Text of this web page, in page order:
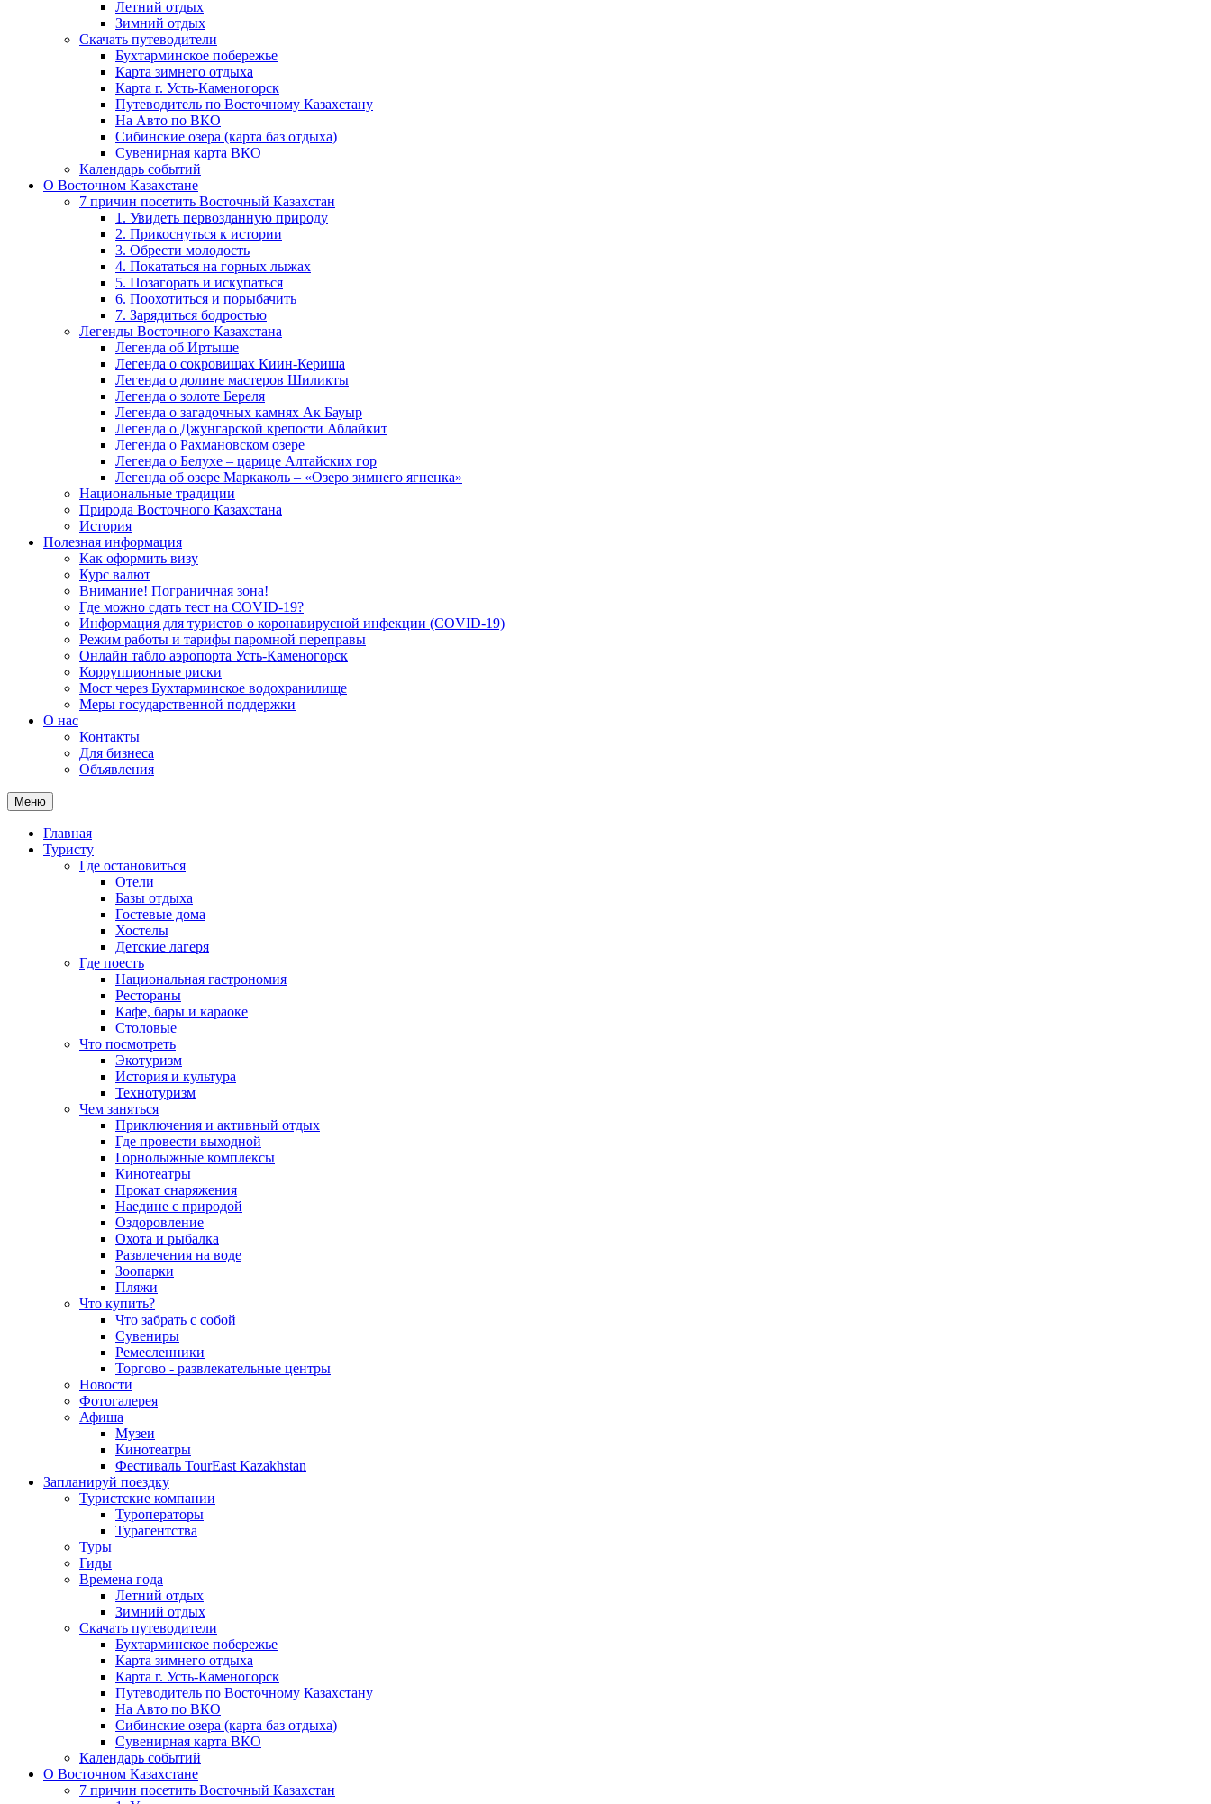
Летний отдых
Зимний отдых
Скачать путеводители
Бухтарминское побережье
Карта зимнего отдыха
Карта г. Усть-Каменогорск
Путеводитель по Восточному Казахстану
На Авто по ВКО
Сибинские озера (карта баз отдыха)
Сувенирная карта ВКО
Календарь событий
О Восточном Казахстане
7 причин посетить Восточный Казахстан
1. Увидеть первозданную природу
2. Прикоснуться к истории
3. Обрести молодость
4. Покататься на горных лыжах
5. Позагорать и искупаться
6. Поохотиться и порыбачить
7. Зарядиться бодростью
Легенды Восточного Казахстана
Легенда об Иртыше
Легенда о сокровищах Киин-Кериша
Легенда о долине мастеров Шиликты
Легенда о золоте Береля
Легенда о загадочных камнях Ак Бауыр
Легенда о Джунгарской крепости Аблайкит
Легенда о Рахмановском озере
Легенда о Белухе – царице Алтайских гор
Легенда об озере Маркаколь – «Озеро зимнего ягненка»
Национальные традиции
Природа Восточного Казахстана
История
Полезная информация
Как оформить визу
Курс валют
Внимание! Пограничная зона!
Где можно сдать тест на COVID-19?
Информация для туристов о коронавирусной инфекции (COVID-19)
Режим работы и тарифы паромной переправы
Онлайн табло аэропорта Усть-Каменогорск
Коррупционные риски
Мост через Бухтарминское водохранилище
Меры государственной поддержки
О нас
Контакты
Для бизнеса
Объявления
Меню
Главная
Туристу
Где остановиться
Отели
Базы отдыха
Гостевые дома
Хостелы
Детские лагеря
Где поесть
Национальная гастрономия
Рестораны
Кафе, бары и караоке
Столовые
Что посмотреть
Экотуризм
История и культура
Технотуризм
Чем заняться
Приключения и активный отдых
Где провести выходной
Горнолыжные комплексы
Кинотеатры
Прокат снаряжения
Наедине с природой
Оздоровление
Охота и рыбалка
Развлечения на воде
Зоопарки
Пляжи
Что купить?
Что забрать с собой
Сувениры
Ремесленники
Торгово - развлекательные центры
Новости
Фотогалерея
Афиша
Музеи
Кинотеатры
Фестиваль TourEast Kazakhstan
Запланируй поездку
Туристские компании
Туроператоры
Турагентства
Туры
Гиды
Времена года
Летний отдых
Зимний отдых
Скачать путеводители
Бухтарминское побережье
Карта зимнего отдыха
Карта г. Усть-Каменогорск
Путеводитель по Восточному Казахстану
На Авто по ВКО
Сибинские озера (карта баз отдыха)
Сувенирная карта ВКО
Календарь событий
О Восточном Казахстане
7 причин посетить Восточный Казахстан